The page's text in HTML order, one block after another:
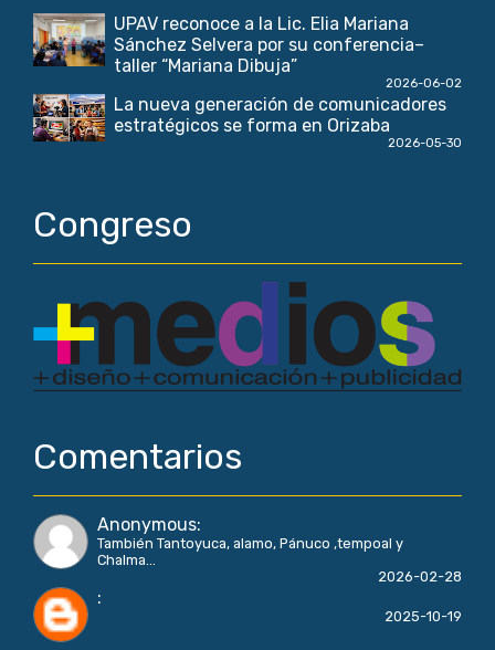
UPAV reconoce a la Lic. Elia Mariana
Sánchez Selvera por su conferencia–
taller “Mariana Dibuja”
2026-06-02
La nueva generación de comunicadores
estratégicos se forma en Orizaba
2026-05-30
Congreso
Comentarios
Anonymous:
También Tantoyuca, alamo, Pánuco ,tempoal y
Chalma...
2026-02-28
:
2025-10-19